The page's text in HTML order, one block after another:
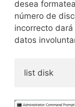
desea
número de
incorrecto
datos
list disk